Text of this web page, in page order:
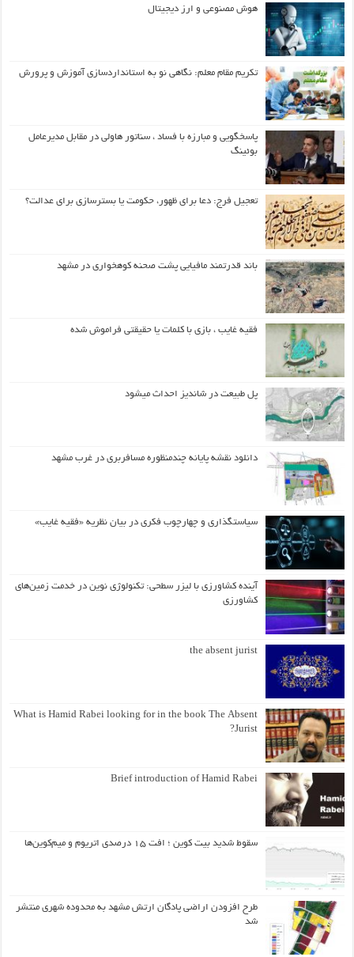
هوش مصنوعی و ارز دیجیتال
تکریم مقام معلم: نگاهی نو به استانداردسازی آموزش و پرورش
پاسخگویی و مبارزه با فساد ، سناتور هاولی در مقابل مدیرعامل
بوئینگ
تعجیل فرج: دعا برای ظهور، حکومت یا بسترسازی برای عدالت؟
باند قدرتمند مافیایی پشت صحنه کوهخواری در مشهد
فقیه غایب ، بازی با کلمات یا حقیقتی فراموش شده
پل طبیعت در شاندیز احداث میشود
دانلود نقشه پایانه چندمنظوره مسافربری در غرب مشهد
سیاستگذاری و چهارچوب فکری در بیان نظریه «فقیه غایب»
آینده کشاورزی با لیزر سطحی: تکنولوژی نوین در خدمت زمین‌های
کشاورزی
the absent jurist
What is Hamid Rabei looking for in the book The Absent
Jurist?
Brief introduction of Hamid Rabei
سقوط شدید بیت کوین ؛ افت ۱۵ درصدی اتریوم و میم‌کوین‌ها
طرح افزودن اراضی پادگان ارتش مشهد به محدوده شهری منتشر
شد